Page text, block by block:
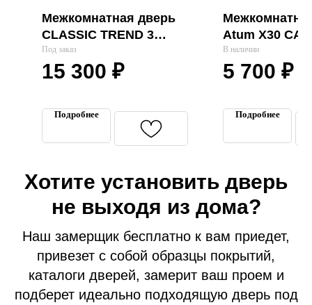
Межкомнатная дверь
CLASSIC TREND 3
FLEET SOFT "VFD"
Под заказ
15 300 ₽
Подробнее
Atum X30
BRONZE
В наличии
5 700 ₽
Подробнее
Хотите установить дверь
не выходя из дома?
Наш замерщик бесплатно к вам приедет,
привезет с собой образцы покрытий,
каталоги дверей, замерит ваш проем и
подберет идеально подходящую дверь под
Наши работы
Акции
Замерщик
Противопожарные двери
Гаражные ворота
Тамбурные двери
Подъездные двери
Технические двери
Термодвери в дом
Входные двери